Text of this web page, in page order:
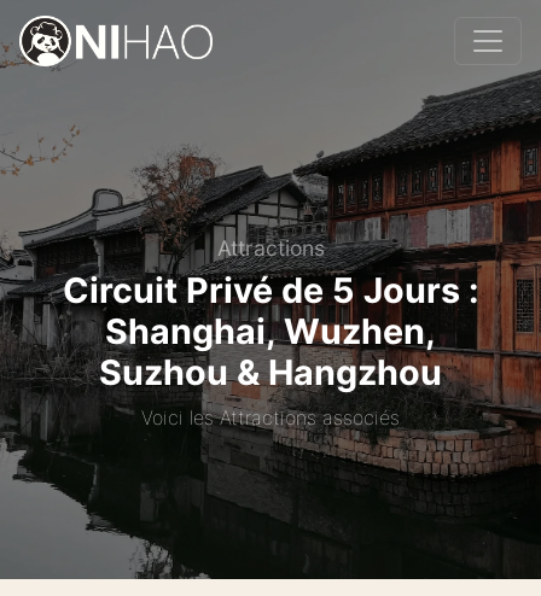
Attractions
Circuit Privé de 5 Jours :
Shanghai, Wuzhen,
Suzhou & Hangzhou
Voici les Attractions associés